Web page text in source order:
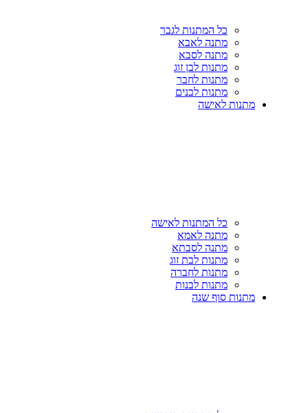
כל המתנות לגבר
מתנה לאבא
מתנה לסבא
מתנות לבן זוג
מתנות לחבר
מתנות לבנים
מתנות לאישה
כל המתנות לאישה
מתנה לאמא
מתנה לסבתא
מתנות לבת זוג
מתנות לחברה
מתנות לבנות
מתנות סוף שנה